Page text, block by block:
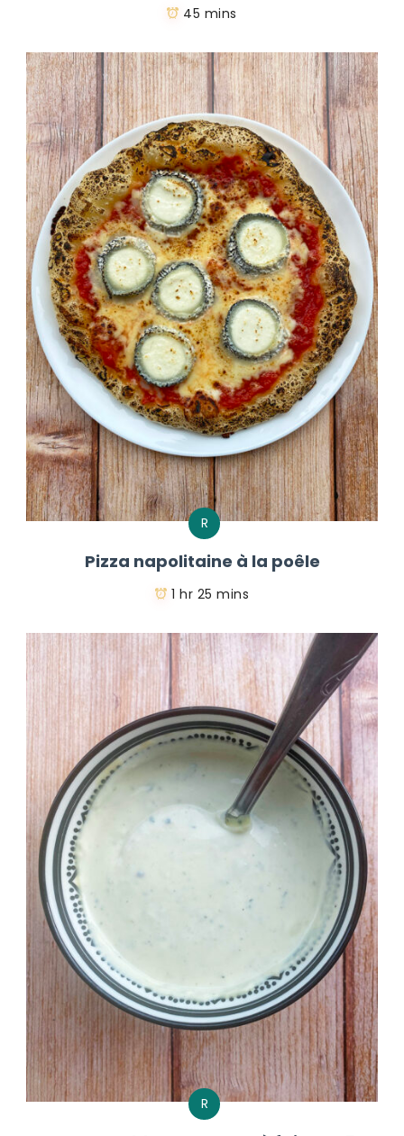
45 mins
R
Pizza napolitaine à la poêle
1 hr 25 mins
R